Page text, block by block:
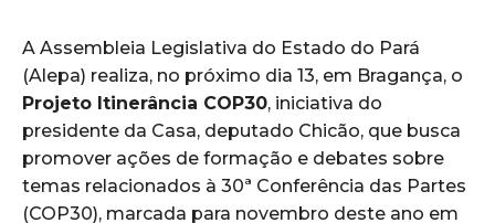
A Assembleia Legislativa do Estado do Pará
(Alepa) realiza, no próximo dia 13, em Bragança, o
Projeto Itinerância COP30, iniciativa do
presidente da Casa, deputado Chicão, que busca
promover ações de formação e debates sobre
temas relacionados à 30ª Conferência das Partes
(COP30), marcada para novembro deste ano em